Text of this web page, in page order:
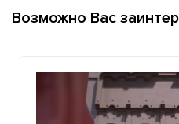
Возможно Вас